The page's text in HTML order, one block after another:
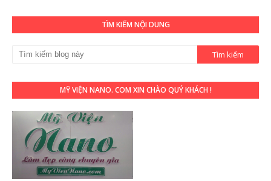
TÌM KIẾM NỘI DUNG
MỸ VIỆN NANO. COM XIN CHÀO QUÝ KHÁCH !